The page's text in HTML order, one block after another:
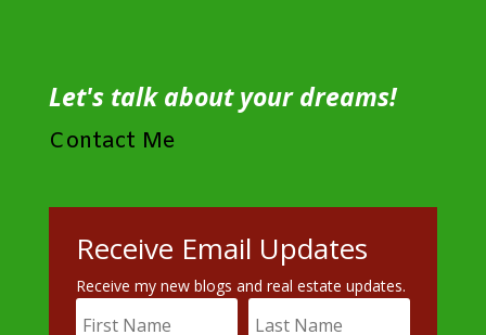
Let's talk about your dreams!
Contact Me
Receive Email Updates
Receive my new blogs and real estate updates.